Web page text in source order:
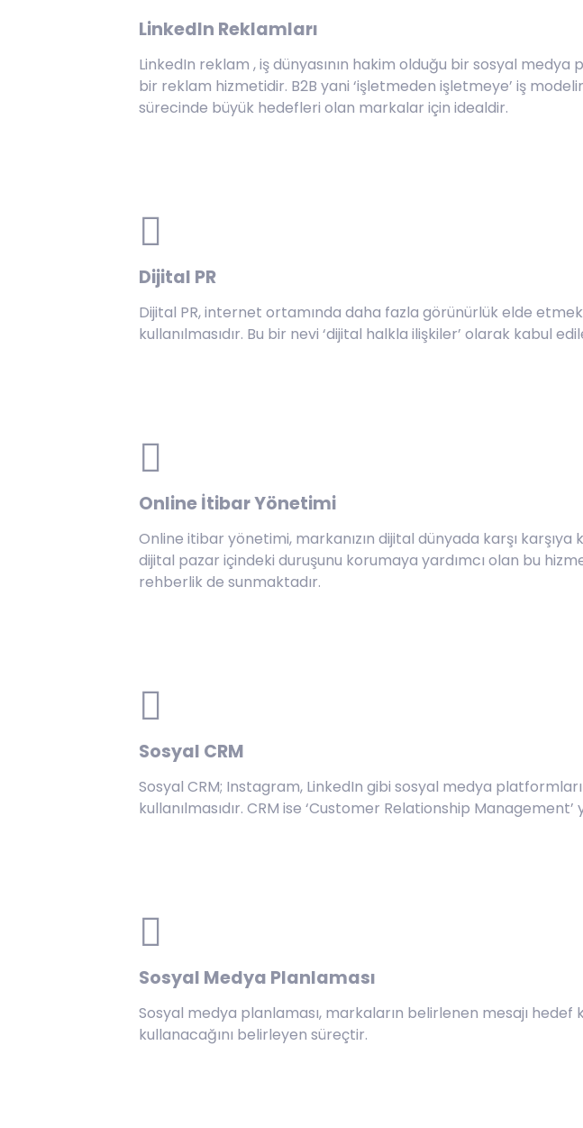
LinkedIn Reklamları
LinkedIn reklam , iş dünyasının hakim olduğu bir sosyal
bir reklam hizmetidir. B2B yani ‘işletmeden işletmeye’ iş
sürecinde büyük hedefleri olan markalar için idealdir.
Dijital PR
Dijital PR, internet ortamında daha fazla görünürlük elde
kullanılmasıdır. Bu bir nevi ‘dijital halkla ilişkiler’ olarak kabul
Online İtibar Yönetimi
Online itibar yönetimi, markanızın dijital dünyada karşı
dijital pazar içindeki duruşunu korumaya yardımcı olan bu
rehberlik de sunmaktadır.
Sosyal CRM
Sosyal CRM; Instagram, LinkedIn gibi sosyal medya
kullanılmasıdır. CRM ise ‘Customer Relationship Management’
Sosyal Medya Planlaması
Sosyal medya planlaması, markaların belirlenen mesajı hedef kitlesine ulaştırmak için sosyal medya platformlarını nasıl
kullanacağını belirleyen süreçtir.